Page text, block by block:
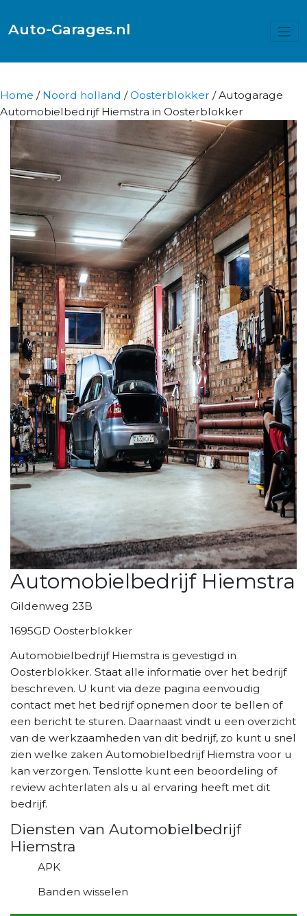
Auto-Garages.nl
Home / Noord holland /Oosterblokker / Autogarage
Automobielbedrijf Hiemstra in Oosterblokker
Automobielbedrijf Hiemstra
Gildenweg 23B
1695GD Oosterblokker
Automobielbedrijf Hiemstra is gevestigd in
Oosterblokker. Staat alle informatie over het bedrijf
beschreven. U kunt via deze pagina eenvoudig
contact met het bedrijf opnemen door te bellen of
een bericht te sturen. Daarnaast vindt u een overzicht
van de werkzaamheden van dit bedrijf, zo kunt u snel
zien welke zaken Automobielbedrijf Hiemstra voor u
kan verzorgen. Tenslotte kunt een beoordeling of
review achterlaten als u al ervaring heeft met dit
bedrijf.
Diensten van Automobielbedrijf
Hiemstra
APK
Banden wisselen